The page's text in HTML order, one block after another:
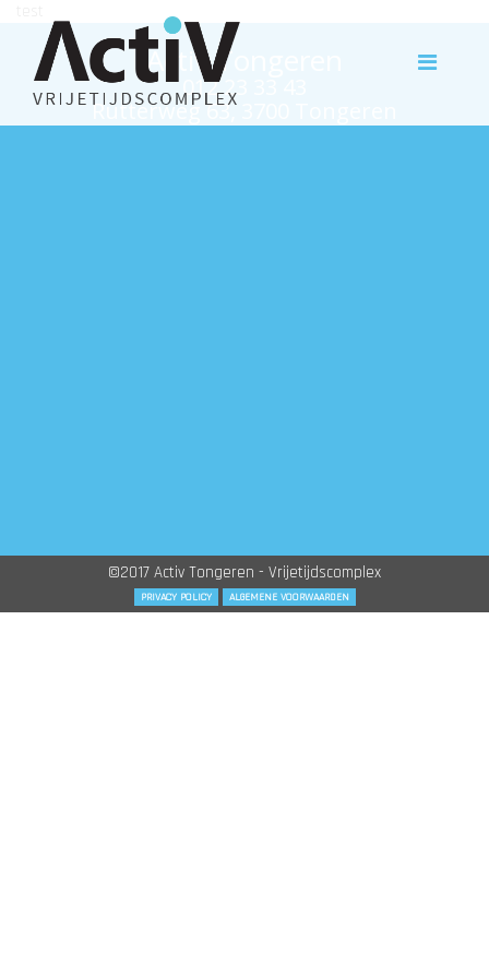
Activ Tongeren
012 23 33 43
Rutterweg 63, 3700 Tongeren
©2017 Activ Tongeren - Vrijetijdscomplex
PRIVACY POLICY ALGEMENE VOORWAARDEN